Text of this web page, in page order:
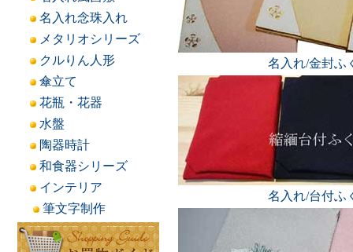
名入れ念珠入れ
メタリオシリーズ
クルりん人形
傘立て
花瓶・花器
水盤
陶器時計
和食器シリーズ
インテリア
筆文字制作
名入れ/金封ふ
名入れ/台付ふ